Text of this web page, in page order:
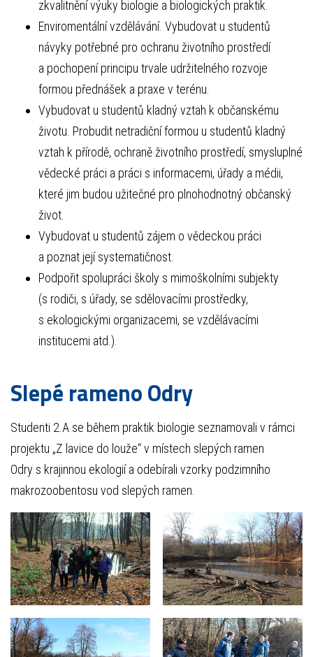
zkvalitnění výuky biologie a biologických praktik.
Enviromentální vzdělávání. Vybudovat u studentů
návyky potřebné pro ochranu životního prostředí
a pochopení principu trvale udržitelného rozvoje
formou přednášek a praxe v terénu.
Vybudovat u studentů kladný vztah k občanskému
životu. Probudit netradiční formou u studentů kladný
vztah k přírodě, ochraně životního prostředí, smysluplné
vědecké práci a práci s informacemi, úřady a médii,
které jim budou užitečné pro plnohodnotný občanský
život.
Vybudovat u studentů zájem o vědeckou práci
a poznat její systematičnost.
Podpořit spolupráci školy s mimoškolními subjekty
(s rodiči, s úřady, se sdělovacími prostředky,
s ekologickými organizacemi, se vzdělávacími
institucemi atd.).
Slepé rameno Odry
Studenti 2.A se během praktik biologie seznamovali v rámci
projektu „Z lavice do louže“ v místech slepých ramen
Odry s krajinnou ekologií a odebírali vzorky podzimního
makrozoobentosu vod slepých ramen.